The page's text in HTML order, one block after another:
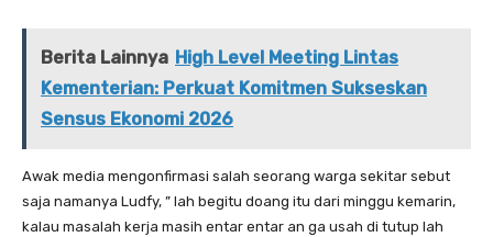
Berita Lainnya High Level Meeting Lintas
Kementerian: Perkuat Komitmen Sukseskan
Sensus Ekonomi 2026
‎‎Awak media mengonfirmasi salah seorang warga sekitar sebut
saja namanya Ludfy, ” lah begitu doang itu dari minggu kemarin,
kalau masalah kerja masih entar entar an ga usah di tutup lah